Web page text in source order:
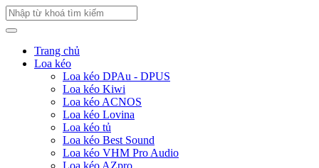
Trang chủ
Loa kéo
Loa kéo DPAu - DPUS
Loa kéo Kiwi
Loa kéo ACNOS
Loa kéo Lovina
Loa kéo tủ
Loa kéo Best Sound
Loa kéo VHM Pro Audio
Loa kéo AZpro